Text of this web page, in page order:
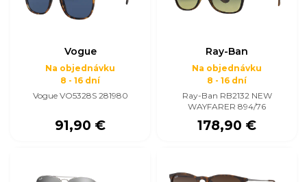
Vogue
Na objednávku
8 - 16 dní
Vogue VO5328S 281980
91,90 €
Ray-Ban
Na objednávku
8 - 16 dní
Ray-Ban RB2132 NEW
WAYFARER 894/76
178,90 €